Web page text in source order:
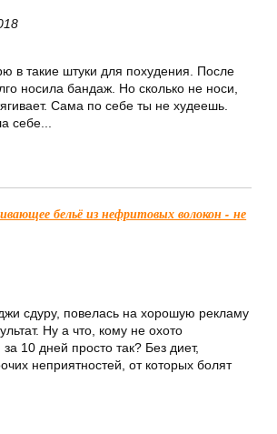
в такие штуки для похудения. После
носила бандаж. Но сколько не носи,
Сама по себе ты не худеешь.
себе...
бельё из нефритовых волокон - не
сдуру, повелась на хорошую рекламу
Ну а что, кому не охото
10 дней просто так? Без диет,
неприятностей, от которых болят